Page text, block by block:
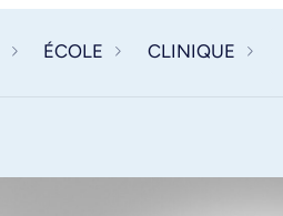
ÉCOLE CLINIQUE